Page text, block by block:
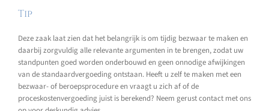
Tip
Deze zaak laat zien dat het belangrijk is om tijdig bezwaar te maken en
daarbij zorgvuldig alle relevante argumenten in te brengen, zodat uw
standpunten goed worden onderbouwd en geen onnodige afwijkingen
van de standaardvergoeding ontstaan. Heeft u zelf te maken met een
bezwaar- of beroepsprocedure en vraagt u zich af of de
proceskostenvergoeding juist is berekend? Neem gerust contact met ons